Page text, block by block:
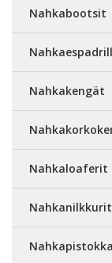
Nahkabootsit
Nahkakengät
Nahkaloaferit
Nahkanilkkurit